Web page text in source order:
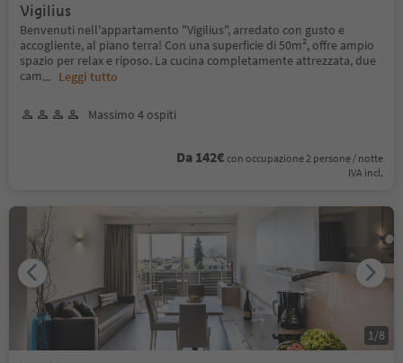
Vigilius
Benvenuti nell'appartamento "Vigilius", arredato con gusto e
accogliente, al piano terra! Con una superficie di 50m², offre ampio
spazio per relax e riposo. La cucina completamente attrezzata, due
cam... Leggi tutto
Massimo 4 ospiti
Da 142€ con occupazione 2 persone / notte
IVA incl.
1 /8